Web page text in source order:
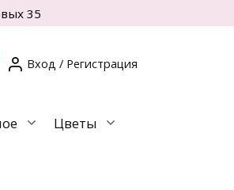
35
Вход / Регистрация
Цветы